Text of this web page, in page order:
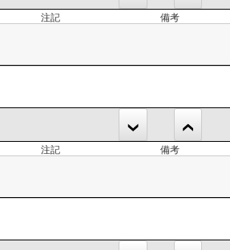
注記 備考
注記 備考